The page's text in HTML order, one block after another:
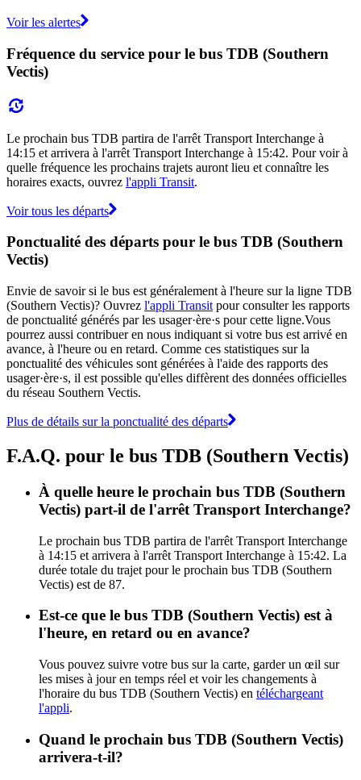
Voir les alertes
Fréquence du service pour le bus TDB (Southern
Vectis)
Le prochain bus TDB partira de l'arrêt Transport Interchange à
14:15 et arrivera à l'arrêt Transport Interchange à 15:42. Pour voir à
quelle fréquence les prochains trajets auront lieu et connaître les
horaires exacts, ouvrez l'appli Transit.
Voir tous les départs
Ponctualité des départs pour le bus TDB (Southern
Vectis)
Envie de savoir si le bus est généralement à l'heure sur la ligne TDB
(Southern Vectis)? Ouvrez l'appli Transit pour consulter les rapports
de ponctualité générés par les usager·ère·s pour cette ligne.Vous
pourrez aussi contribuer en nous indiquant si votre bus est arrivé en
avance, à l'heure ou en retard. Comme ces statistiques sur la
ponctualité des véhicules sont générées à l'aide des rapports des
usager·ère·s, il est possible qu'elles diffèrent des données officielles
du réseau Southern Vectis.
Plus de détails sur la ponctualité des départs
F.A.Q. pour le bus TDB (Southern Vectis)
À quelle heure le prochain bus TDB (Southern
Vectis) part-il de l'arrêt Transport Interchange?
Le prochain bus TDB partira de l'arrêt Transport Interchange
à 14:15 et arrivera à l'arrêt Transport Interchange à 15:42. La
durée totale du trajet pour le prochain bus TDB (Southern
Vectis) est de 87.
Est-ce que le bus TDB (Southern Vectis) est à
l'heure, en retard ou en avance?
Vous pouvez suivre votre bus sur la carte, garder un œil sur
les mises à jour en temps réel et voir les changements à
l'horaire du bus TDB (Southern Vectis) en téléchargeant
l'appli.
Quand le prochain bus TDB (Southern Vectis)
arrivera-t-il?